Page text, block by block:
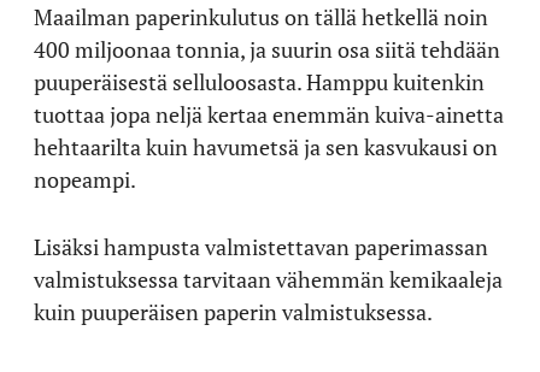
Maailman paperinkulutus on tällä hetkellä noin
400 miljoonaa tonnia, ja suurin osa siitä tehdään
puuperäisestä selluloosasta. Hamppu kuitenkin
tuottaa jopa neljä kertaa enemmän kuiva-ainetta
hehtaarilta kuin havumetsä ja sen kasvukausi on
nopeampi.
Lisäksi hampusta valmistettavan paperimassan
valmistuksessa tarvitaan vähemmän kemikaaleja
kuin puuperäisen paperin valmistuksessa.